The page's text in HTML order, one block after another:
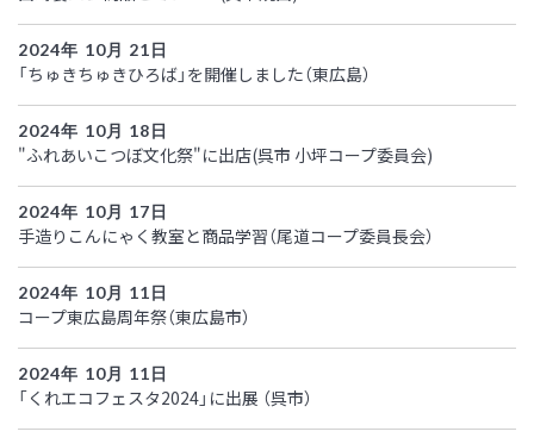
2024年 10月 21日
「ちゅきちゅきひろば」を開催しました（東広島）
2024年 10月 18日
"ふれあいこつぼ文化祭"に出店(呉市 小坪コープ委員会)
2024年 10月 17日
手造りこんにゃく教室と商品学習（尾道コープ委員長会）
2024年 10月 11日
コープ東広島周年祭（東広島市）
2024年 10月 11日
「くれエコフェスタ2024」に出展 （呉市）